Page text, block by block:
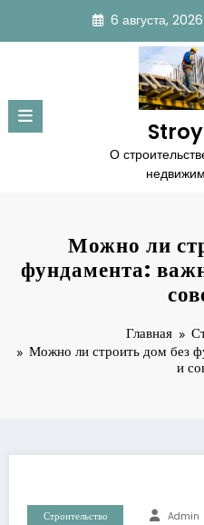
содержимому
6 августа, 2026
О
Можно ли
фундамента:
Главная
Можно ли строить дом без
и
Строительство Admin